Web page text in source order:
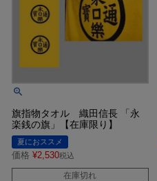
旗指物タオル 織田信長 「永
楽銭の旗」【在庫限り】
夏におススメ
価格 ¥2,530税込
在庫切れ